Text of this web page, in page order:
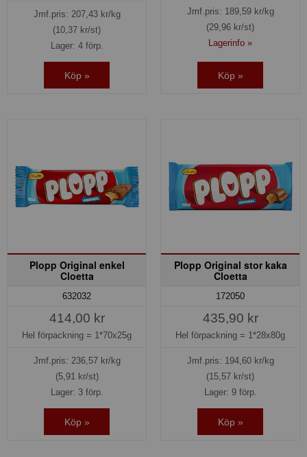
Jmf.pris: 207,43kr/kg
(10,37 kr/st)
Lager: 4 förp.
Köp »
Jmf.pris: 189,59kr/kg
(29,96 kr/st)
Lagerinfo »
Köp »
Plopp Original enkel
Cloetta
632032
414,00 kr
Hel förpackning = 1*70x25g
Jmf.pris: 236,57kr/kg
(5,91 kr/st)
Lager: 3 förp.
Köp »
Plopp Original stor kaka
Cloetta
172050
435,90 kr
Hel förpackning = 1*28x80g
Jmf.pris: 194,60kr/kg
(15,57 kr/st)
Lager: 9 förp.
Köp »